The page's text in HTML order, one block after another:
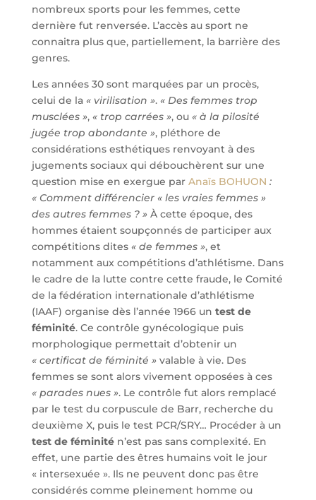
nombreux sports pour les femmes, cette
dernière fut renversée. L’accès au sport ne
connaitra plus que, partiellement, la barrière des
genres.
Les années 30 sont marquées par un procès,
celui de la « virilisation ». « Des femmes trop
musclées », « trop carrées », ou « à la pilosité
jugée trop abondante », pléthore de
considérations esthétiques renvoyant à des
jugements sociaux qui débouchèrent sur une
question mise en exergue par Anaïs BOHUON :
« Comment différencier « les vraies femmes »
des autres femmes ? »À cette époque, des
hommes étaient soupçonnés de participer aux
compétitions dites « de femmes », et
notamment aux compétitions d’athlétisme. Dans
le cadre de la lutte contre cette fraude, le Comité
de la fédération internationale d’athlétisme
(IAAF) organise dès l’année 1966 un test de
féminité. Ce contrôle gynécologique puis
morphologique permettait d’obtenir un
« certificat de féminité »valable à vie. Des
femmes se sont alors vivement opposées à ces
« parades nues ». Le contrôle fut alors remplacé
par le test du corpuscule de Barr, recherche du
deuxième X, puis le test PCR/SRY… Procéder à un
test de féminitén’est pas sans complexité. En
effet, une partie des êtres humains voit le jour
« intersexuée ». Ils ne peuvent donc pas être
considérés comme pleinement homme ou